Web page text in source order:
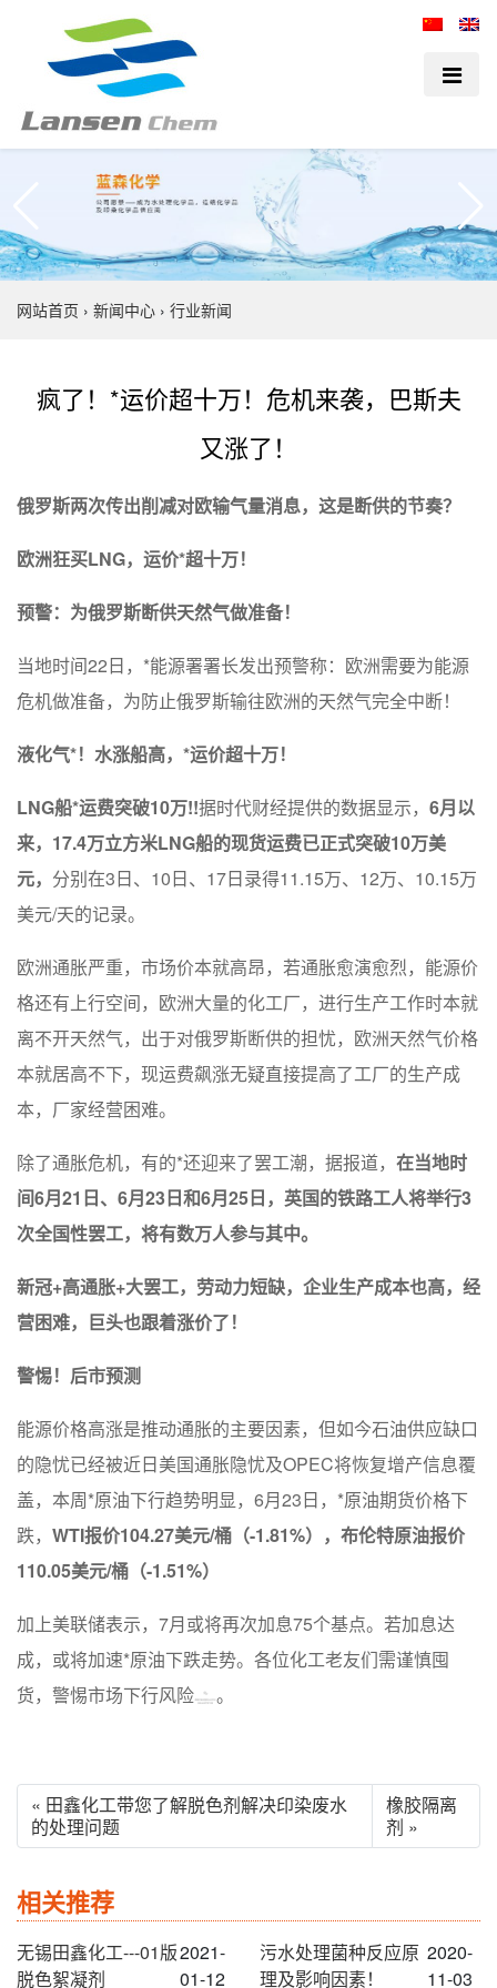
网站首页 › 新闻中心 › 行业新闻
疯了！*运价超十万！危机来袭，巴斯夫
又涨了！
俄罗斯两次传出削减对欧输气量消息，这是断供的节奏？
欧洲狂买LNG，运价*超十万！
预警：为俄罗斯断供天然气做准备！
当地时间22日，*能源署署长发出预警称：欧洲需要为能源
危机做准备，为防止俄罗斯输往欧洲的天然气完全中断！
液化气*！水涨船高，*运价超十万！
LNG船*运费突破10万!!据时代财经提供的数据显示， 6月以
来，17.4万立方米LNG船的现货运费已正式突破10万美
元， 分别在3日、10日、17日录得11.15万、12万、10.15万
美元/天的记录。
欧洲通胀严重，市场价本就高昂，若通胀愈演愈烈，能源价
格还有上行空间，欧洲大量的化工厂，进行生产工作时本就
离不开天然气，出于对俄罗斯断供的担忧，欧洲天然气价格
本就居高不下，现运费飙涨无疑直接提高了工厂的生产成
本，厂家经营困难。
除了通胀危机，有的*还迎来了罢工潮，据报道， 在当地时
间6月21日、6月23日和6月25日，英国的铁路工人将举行3
次全国性罢工，将有数万人参与其中。
新冠+高通胀+大罢工，劳动力短缺，企业生产成本也高，经
营困难，巨头也跟着涨价了！
警惕！后市预测
能源价格高涨是推动通胀的主要因素，但如今石油供应缺口
的隐忧已经被近日美国通胀隐忧及OPEC将恢复增产信息覆
盖，本周*原油下行趋势明显，6月23日，*原油期货价格下
跌， WTI报价104.27美元/桶（-1.81%），布伦特原油报价
110.05美元/桶（-1.51%）
加上美联储表示，7月或将再次加息75个基点。若加息达
成，或将加速*原油下跌走势。各位化工老友们需谨慎囤
货，警惕市场下行风险
。
« 田鑫化工带您了解脱色剂解决印染废水
的处理问题
橡胶隔离
剂 »
相关推荐
无锡田鑫化工---01版
脱色絮凝剂
2021-
01-12
污水处理菌种反应原
理及影响因素！
2020-
11-03